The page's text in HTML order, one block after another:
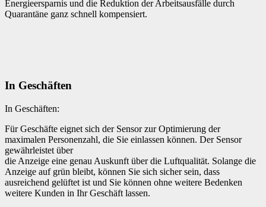
Energieersparnis und die Reduktion der Arbeitsausfälle durch
Quarantäne ganz schnell kompensiert.
In Geschäften
In Geschäften:
Für Geschäfte eignet sich der Sensor zur Optimierung der
maximalen Personenzahl, die Sie einlassen können. Der Sensor
gewährleistet über
die Anzeige eine genau Auskunft über die Luftqualität. Solange die
Anzeige auf grün bleibt, können Sie sich sicher sein, dass
ausreichend gelüftet ist und Sie können ohne weitere Bedenken
weitere Kunden in Ihr Geschäft lassen.